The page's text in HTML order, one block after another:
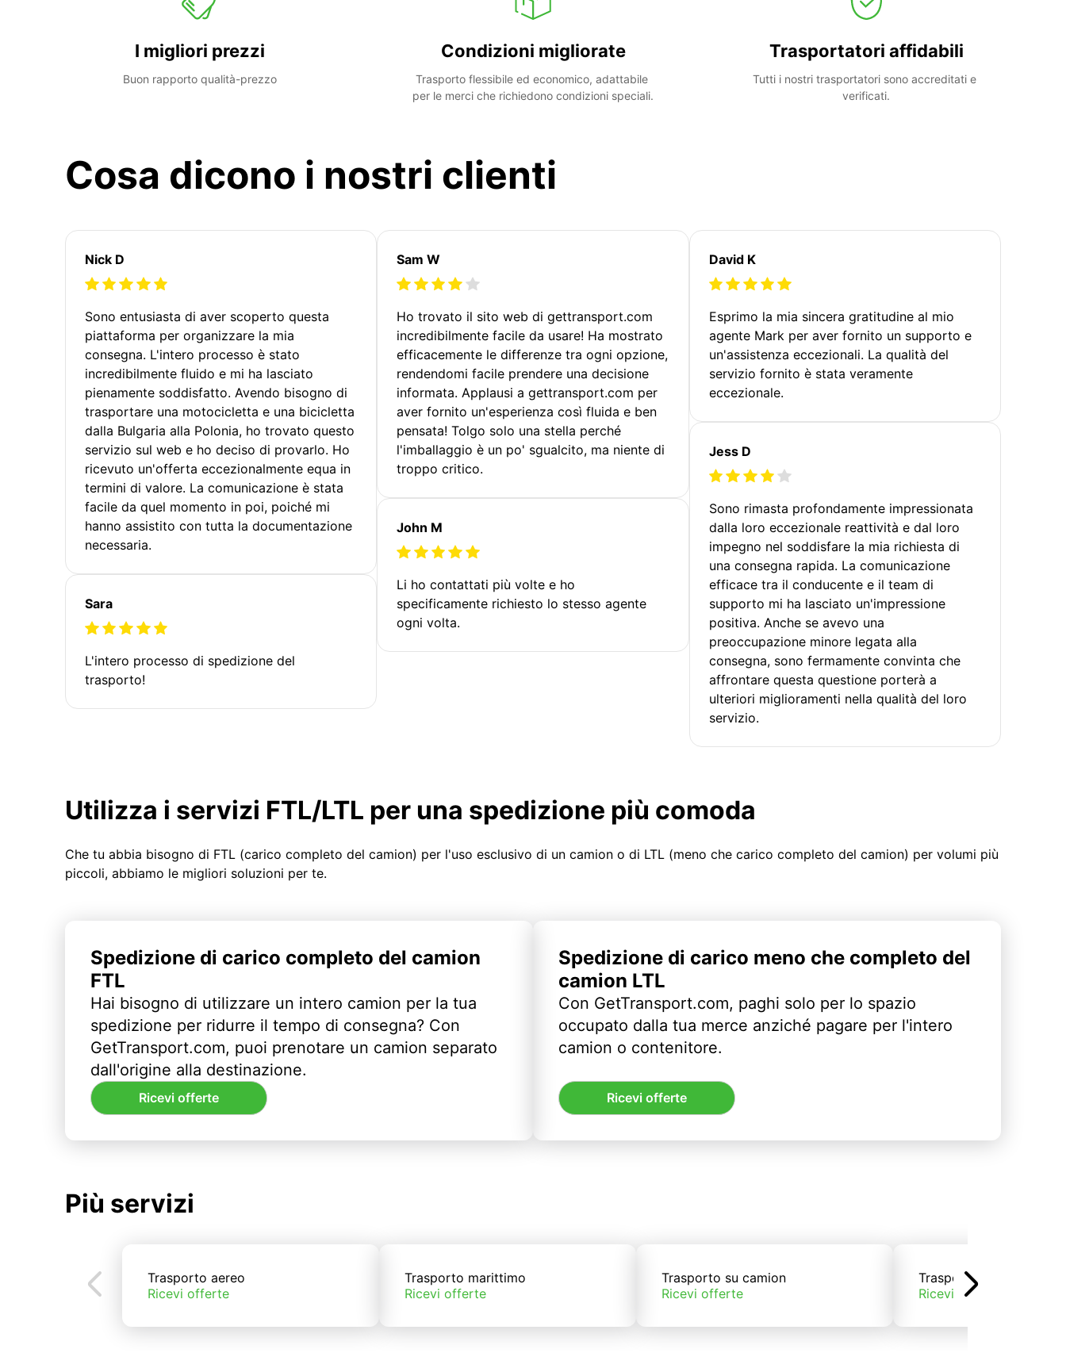
I migliori prezzi
Buon rapporto qualità-prezzo
Condizioni migliorate
Trasporto flessibile ed economico, adattabile
per le merci che richiedono condizioni speciali.
Trasportatori affidabili
Tutti i nostri trasportatori sono accreditati e
verificati.
Cosa dicono i nostri clienti
Nick D
Sono entusiasta di aver scoperto questa
piattaforma per organizzare la mia
consegna. L'intero processo è stato
incredibilmente fluido e mi ha lasciato
pienamente soddisfatto. Avendo bisogno di
trasportare una motocicletta e una bicicletta
dalla Bulgaria alla Polonia, ho trovato questo
servizio sul web e ho deciso di provarlo. Ho
ricevuto un'offerta eccezionalmente equa in
termini di valore. La comunicazione è stata
facile da quel momento in poi, poiché mi
hanno assistito con tutta la documentazione
necessaria.
Sara
L'intero processo di spedizione del
trasporto!
Sam W
Ho trovato il sito web di gettransport.com
incredibilmente facile da usare! Ha mostrato
efficacemente le differenze tra ogni opzione,
rendendomi facile prendere una decisione
informata. Applausi a gettransport.com per
aver fornito un'esperienza così fluida e ben
pensata! Tolgo solo una stella perché
l'imballaggio è un po' sgualcito, ma niente di
troppo critico.
John M
Li ho contattati più volte e ho
specificamente richiesto lo stesso agente
ogni volta.
David K
Esprimo la mia sincera gratitudine al mio
agente Mark per aver fornito un supporto e
un'assistenza eccezionali. La qualità del
servizio fornito è stata veramente
eccezionale.
Jess D
Sono rimasta profondamente impressionata
dalla loro eccezionale reattività e dal loro
impegno nel soddisfare la mia richiesta di
una consegna rapida. La comunicazione
efficace tra il conducente e il team di
supporto mi ha lasciato un'impressione
positiva. Anche se avevo una
preoccupazione minore legata alla
consegna, sono fermamente convinta che
affrontare questa questione porterà a
ulteriori miglioramenti nella qualità del loro
servizio.
Utilizza i servizi FTL/LTL per una spedizione più comoda
Che tu abbia bisogno di FTL (carico completo del camion) per l'uso esclusivo di un camion o di LTL (meno che carico completo del camion) per volumi più
piccoli, abbiamo le migliori soluzioni per te.
Spedizione di carico completo del camion
FTL
Hai bisogno di utilizzare un intero camion per la tua
spedizione per ridurre il tempo di consegna? Con
GetTransport.com, puoi prenotare un camion separato
dall'origine alla destinazione.
Ricevi offerte
Spedizione di carico meno che completo del
camion LTL
Con GetTransport.com, paghi solo per lo spazio
occupato dalla tua merce anziché pagare per l'intero
camion o contenitore.
Ricevi offerte
Più servizi
Trasporto aereo
Ricevi offerte
Trasporto marittimo
Ricevi offerte
Trasporto su camion
Ricevi offerte
Trasporto su treno
Ricevi offerte